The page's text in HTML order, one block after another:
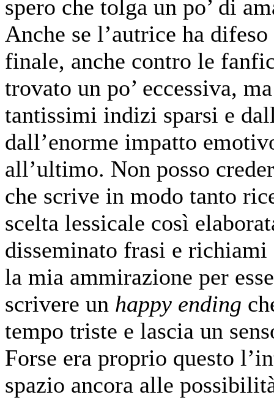
spero che tolga un po’ di
Anche se l’autrice ha
finale, anche contro le
trovato un po’ eccessiva,
tantissimi indizi sparsi e
dall’enorme impatto
all’ultimo. Non posso
che scrive in modo tanto
scelta lessicale così
disseminato frasi e richiami
la mia ammirazione per
scrivere un happy ending
tempo triste e lascia un
Forse era proprio questo
spazio ancora alle